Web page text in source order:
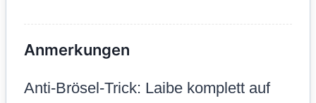
Anmerkungen
Anti-Brösel-Trick: Laibe komplett auf